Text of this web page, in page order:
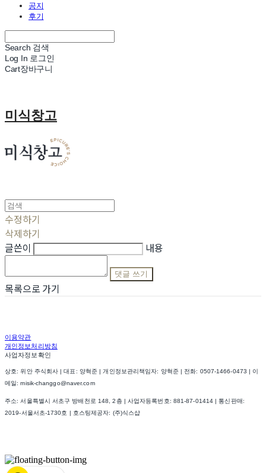
공지
후기
Search 검색
Log In 로그인
Cart장바구니
미식창고
수정하기
삭제하기
글쓴이
내용
댓글 쓰기
목록으로 가기
이용약관
개인정보처리방침
사업자정보확인
상호: 위안 주식회사 | 대표: 양혁준 | 개인정보관리책임자: 양혁준 | 전화: 0507-1466-0473 | 이
메일: misik-changgo@naver.com
주소: 서울특별시 서초구 방배천로 148, 2층 | 사업자등록번호: 881-87-01414 | 통신판매:
2019-서울서초-1730호
| 호스팅제공자: (주)식스샵